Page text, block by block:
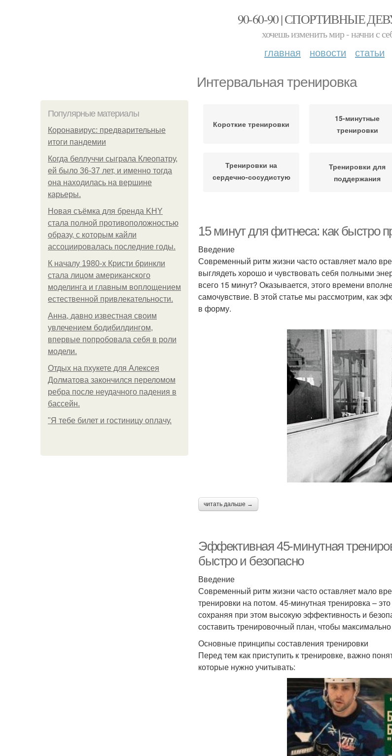
90-60-90 | СПОРТИВНЫЕ
хочешь изменить мир - начни с
главная новости статьи
Интервальная тренировка
Популярные материалы
Коронавирус: предварительные
итоги пандемии
Когда беллуччи сыграла Клеопатру,
ей было 36-37 лет, и именно тогда
она находилась на вершине
карьеры.
Новая съёмка для бренда KHY
стала полной противоположностью
образу, с которым кайли
ассоциировалась последние годы.
К началу 1980-х Кристи бринкли
стала лицом американского
моделинга и главным воплощением
естественной привлекательности.
Анна, давно известная своим
увлечением бодибилдингом,
впервые попробовала себя в роли
модели.
Отдых на пхукете для Алексея
Долматова закончился переломом
ребра после неудачного падения в
бассейн.
"Я тебе билет и гостиницу оплачу.
Короткие тренировки
15-минутные
тренировки
Тренировки на
сердечно-сосудистую
Тренировки для
поддержания
максимальной
эффективности
15 минут для фитнеса: как быстро
Введение
Современный ритм жизни часто оставляет мало
выглядеть хорошо и чувствовать себя полными
всего 15 минут? Оказывается, этого времени
самочувствие. В этой статье мы рассмотрим, как
в форму.
читать дальше →
Эффективная 45-минутная
быстро и безопасно
Введение
Современный ритм жизни часто оставляет мало
тренировки на потом. 45-минутная тренировка –
сохраняя при этом высокую эффективность и
составить тренировочный план, чтобы
Основные принципы составления тренировки
Перед тем как приступить к тренировке, важно
которые нужно учитывать: